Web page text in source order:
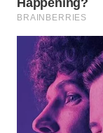
MALUKU
WN
MALUT